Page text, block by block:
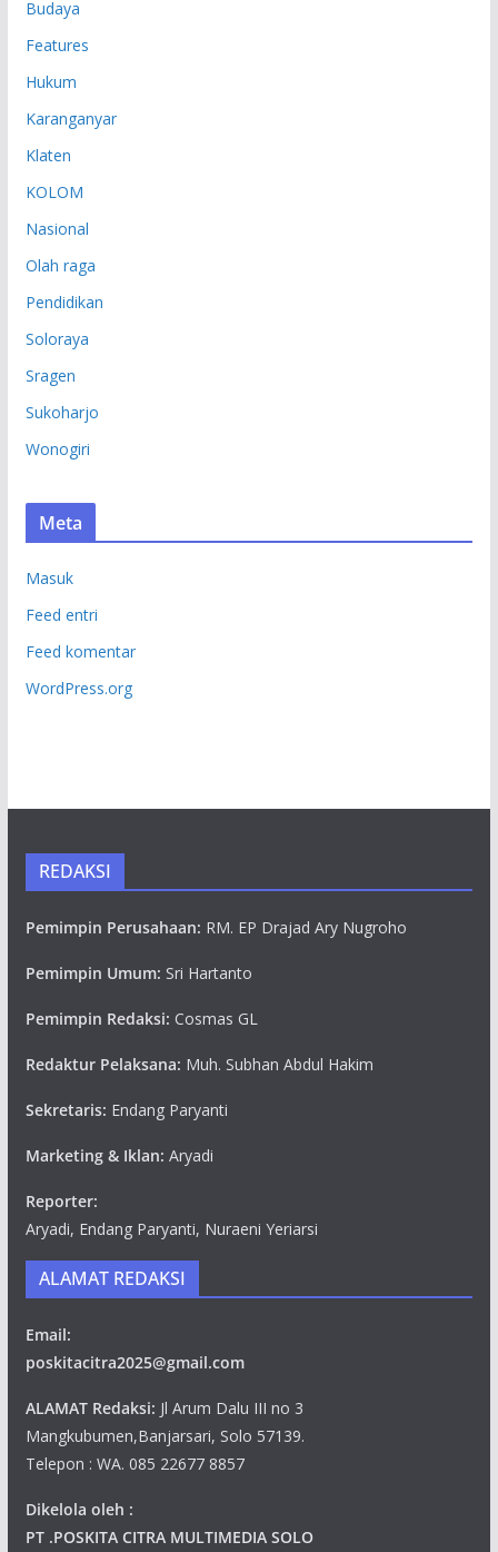
Budaya
Features
Hukum
Karanganyar
Klaten
KOLOM
Nasional
Olah raga
Pendidikan
Soloraya
Sragen
Sukoharjo
Wonogiri
Meta
Masuk
Feed entri
Feed komentar
WordPress.org
REDAKSI
Pemimpin Perusahaan: RM. EP Drajad Ary Nugroho
Pemimpin Umum: Sri Hartanto
Pemimpin Redaksi: Cosmas GL
Redaktur Pelaksana: Muh. Subhan Abdul Hakim
Sekretaris: Endang Paryanti
Marketing & Iklan: Aryadi
Reporter:
Aryadi, Endang Paryanti, Nuraeni Yeriarsi
ALAMAT REDAKSI
Email:
poskitacitra2025@gmail.com
ALAMAT Redaksi: Jl Arum Dalu III no 3
Mangkubumen,Banjarsari, Solo 57139.
Telepon : WA. 085 22677 8857
Dikelola oleh :
PT .POSKITA CITRA MULTIMEDIA SOLO